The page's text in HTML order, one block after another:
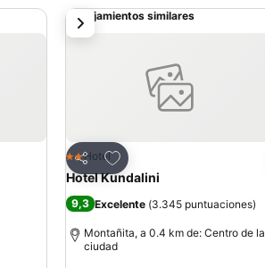
Alojamientos similares
Compartir
Agregar a favoritos
2 Estrellas
Hotel
Hotel Kundalini
9,3 Excelente (3.345 puntuaciones)
Montañita, a 0.4 km de: Centro de la
ciudad
siguiente